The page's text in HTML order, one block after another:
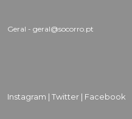
Geral - geral@socorro.pt
Instagram | Twitter | Facebook